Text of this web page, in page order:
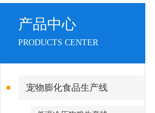
产品中心
PRODUCTS CENTER
宠物膨化食品生产线